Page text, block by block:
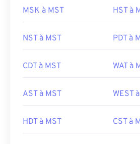
MSK à MST HST à
NST à MST PDT à
CDT à MST WAT à
AST à MST WEST
HDT à MST CST à